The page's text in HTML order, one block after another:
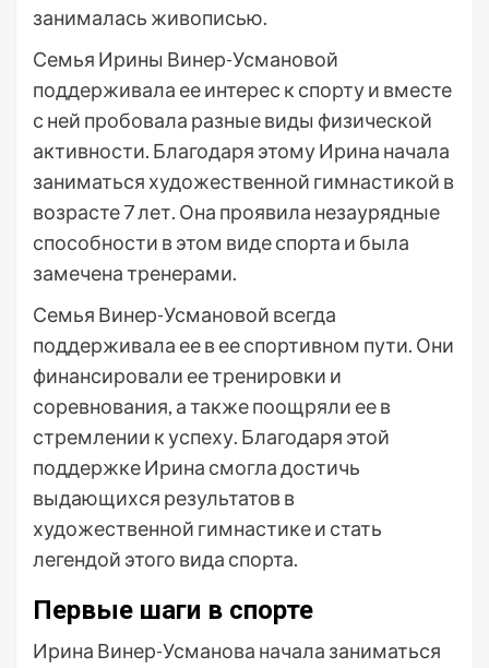
занималась живописью.
Семья Ирины Винер-Усмановой
поддерживала ее интерес к спорту и вместе
с ней пробовала разные виды физической
активности. Благодаря этому Ирина начала
заниматься художественной гимнастикой в
возрасте 7 лет. Она проявила незаурядные
способности в этом виде спорта и была
замечена тренерами.
Семья Винер-Усмановой всегда
поддерживала ее в ее спортивном пути. Они
финансировали ее тренировки и
соревнования, а также поощряли ее в
стремлении к успеху. Благодаря этой
поддержке Ирина смогла достичь
выдающихся результатов в
художественной гимнастике и стать
легендой этого вида спорта.
Первые шаги в спорте
Ирина Винер-Усманова начала заниматься